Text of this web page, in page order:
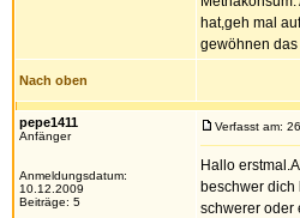
hat,geh mal
gewöhnen das
Nach oben
pepe1411
Anfänger
Anmeldungsdatum:
10.12.2009
Beiträge: 5
Verfasst am:
Hallo
beschwer dich
schwerer oder